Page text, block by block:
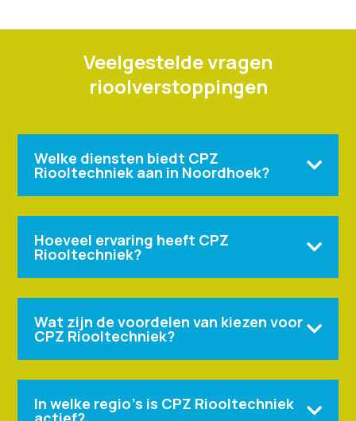
Veelgestelde vragen
rioolverstoppingen
Welke diensten biedt CPZ
Riooltechniek aan in Noordhoek? 
Hoeveel ervaring heeft CPZ
Riooltechniek? 
Wat zijn de voordelen van kiezen voor
CPZ Riooltechniek? 
In welke regio's is CPZ Riooltechniek 